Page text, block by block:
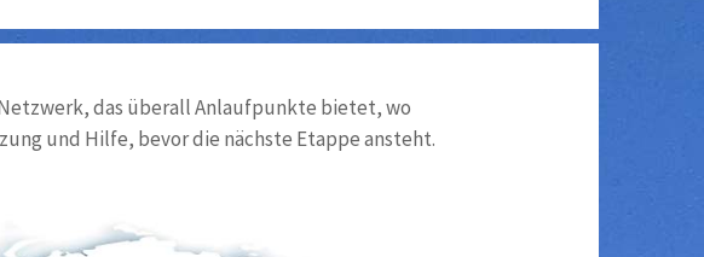
das überall Anlaufpunkte bietet, wo
und Hilfe, bevor die nächste Etappe ansteht.